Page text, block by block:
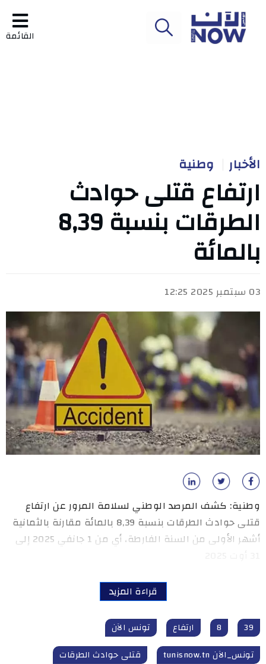
القائمة
الأخبار وطنية
ارتفاع قتلى حوادث
الطرقات بنسبة 8,39
بالمائة
03 سبتمبر 2025 12:25
وطنية: كشف المرصد الوطني لسلامة المرور عن ارتفاع
قتلى حوادث الطرقات بنسبة 8,39 بالمائة مقارنة بالثمانية
أشهر الأولى من السنة الفارطة، أي من 1 جانفي 2025 إلى
قراءة المزيد
39
8 ارتفاع
تونس الآن
تونس_الآن tunisnow.tn
قتلى حوادث الطرقات